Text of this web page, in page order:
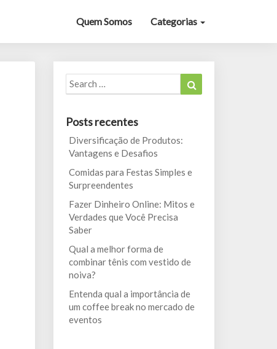
Quem Somos Categorias
Search
for:
Posts recentes
Diversificação de Produtos:
Vantagens e Desafios
Comidas para Festas Simples e
Surpreendentes
Fazer Dinheiro Online: Mitos e
Verdades que Você Precisa
Saber
Qual a melhor forma de
combinar tênis com vestido de
noiva?
Entenda qual a importância de
um coffee break no mercado de
eventos